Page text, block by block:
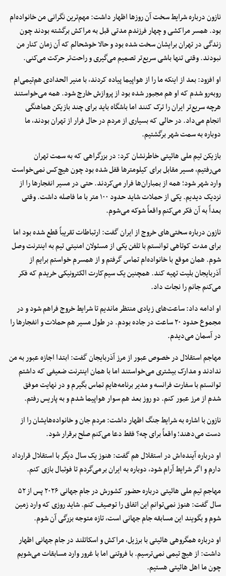
نازون درباره شرایط سخت آن روزها اظهار داشت: مهم‌ترین نگرانی من خانواده‌ام
بود. همسر مراکشی و چهار فرزندم مدتی قبل به مراکش برگشته بودند چون
زندگی در تهران برایشان سخت شده بود و حالا خوشحالم که آن زمان کنار من
نبودند. وقتی تنها باشی سریع‌تر تصمیم می‌گیری و راحت‌تر حرکت می‌کنی.
او افزود: بعد از اینکه ما را از هواپیما پیاده کردند، با منیر الحدادی هم‌تیمی‌ام
روبه‌رو شدم که او هم مجبور شده بود از پروازش خارج شود. همه می‌خواستند
هرچه سریع‌تر ایران را ترک کنند اما باشگاه باید برای چند بازیکن هماهنگی
انجام می‌داد. در حالی که بسیاری از مردم در حال فرار از تهران بودند، ما
دوباره به سمت شهر برگشتیم.
بازیکن تیم ملی هائیتی خاطرنشان کرد: در بزرگراهی که به سمت تهران
می‌رفتیم، مسیر مقابل برای کیلومترها قفل شده بود چون هیچ‌کس نمی‌خواست
وارد شهر شود؛ همه از بمباران‌ها فرار می‌کردند. حتی در مسیر انفجارها را از
نزدیک دیدیم. یکی از حملات شاید حدود ۱۰۰ متر با ما فاصله داشت. وقتی
بعداً به آن فکر می‌کنم واقعاً شوکه می‌شوم.
نازون درباره سختی‌های خروج از ایران گفت: ارتباطات تقریباً قطع شده بود اما
برای مدت کوتاهی توانستم با تلفن یکی از مسئولان امنیتی تیم به اینترنت وصل
شوم. همان موقع با خانواده‌ام تماس گرفتم و از همسرم خواستم برایم از
آذربایجان بلیت تهیه کند. همچنین یک سیم‌کارت الکترونیکی خریدم که فکر
می‌کنم جانم را نجات داد.
او ادامه داد: ساعت‌های زیادی منتظر ماندیم تا شرایط خروج فراهم شود و در
مجموع حدود ۲۰ ساعت در جاده بودم. در طول مسیر هم حملات و انفجارها را
در آسمان می‌دیدم.
مهاجم استقلال در خصوص عبور از مرز آذربایجان گفت: ابتدا اجازه عبور به من
ندادند و مدارک بیشتری می‌خواستند اما با همان اینترنت ضعیفی که داشتم
توانستم با سفارت فرانسه و مدیر برنامه‌هایم تماس بگیرم و در نهایت موفق
شدم از مرز عبور کنم. دو روز بعد هم سوار هواپیما شدم و به پاریس رفتم.
نازون با اشاره به شرایط جنگ اظهار داشت: مردم جان و خانواده‌هایشان را از
دست می‌دهند؛ واقعاً برای چه؟ فقط دعا می‌کنم صلح برقرار شود.
او درباره آینده‌اش در استقلال هم گفت: هنوز یک سال دیگر با استقلال قرارداد
دارم و اگر شرایط آرام شود، دوباره به ایران برمی‌گردم تا فوتبال بازی کنم.
مهاجم تیم ملی هائیتی درباره حضور کشورش در جام جهانی ۲۰۲۶ پس از ۵۲
سال گفت: هنوز نمی‌توانم این اتفاق را توصیف کنم. شاید روزی که وارد زمین
شوم و بگویند این مسابقه جام جهانی است، تازه متوجه بزرگی آن شوم.
او درباره همگروهی هائیتی با برزیل، مراکش و اسکاتلند در جام جهانی اظهار
داشت: از هیچ تیمی نمی‌ترسیم. با فروتنی اما با غرور وارد مسابقات می‌شویم
چون ما اهل هائیتی هستیم.